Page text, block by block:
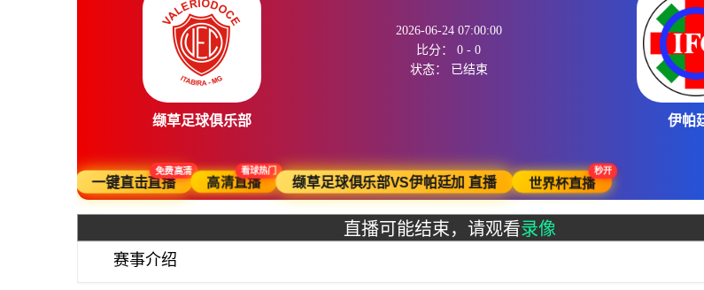
缬草足球俱乐部
2026-06-24 07:00:00
比分：0 -0
状态： 已结束
伊帕
一键直击直播
免费高清
高清直播
看球热门
缬草足球俱乐部VS伊帕廷加 直播 世界杯直播
秒开
直播可能结束，请观看录像
赛事介绍